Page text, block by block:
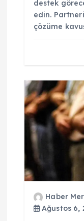
destek
edin.
çözüme
Haber
Ağustos 6,